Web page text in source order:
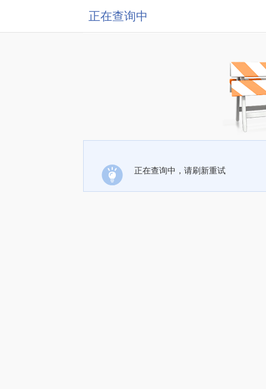
正在查询中
正在查询中，请刷新重试